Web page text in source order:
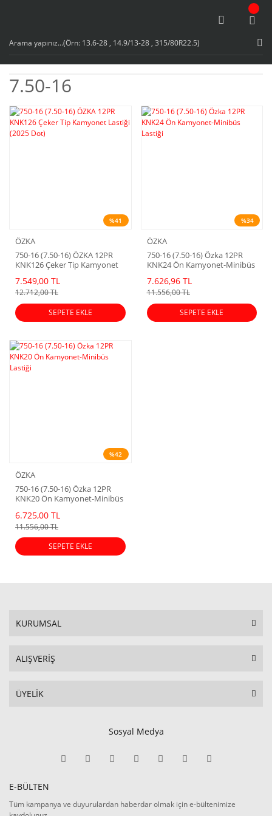
7.50-16
%41
ÖZKA
750-16 (7.50-16) ÖZKA 12PR
KNK126 Çeker Tip Kamyonet
7.549,00 TL
12.712,00 TL
SEPETE EKLE
%34
ÖZKA
750-16 (7.50-16) Özka 12PR
KNK24 Ön Kamyonet-Minibüs
7.626,96 TL
11.556,00 TL
SEPETE EKLE
%42
ÖZKA
750-16 (7.50-16) Özka 12PR
KNK20 Ön Kamyonet-Minibüs
6.725,00 TL
11.556,00 TL
SEPETE EKLE
KURUMSAL
ALIŞVERİŞ
ÜYELİK
Sosyal Medya
E-BÜLTEN
Tüm kampanya ve duyurulardan haberdar olmak için e-bültenimize